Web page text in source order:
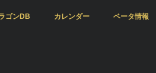
ゴンDB カレンダー ベータ情報